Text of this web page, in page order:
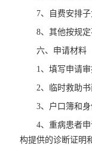
7、自费安排
8、其他按规定
六、申请材料
1、填写申请
2、临时救助书
3、户口簿和身
4、重病患者
构提供的诊断证明